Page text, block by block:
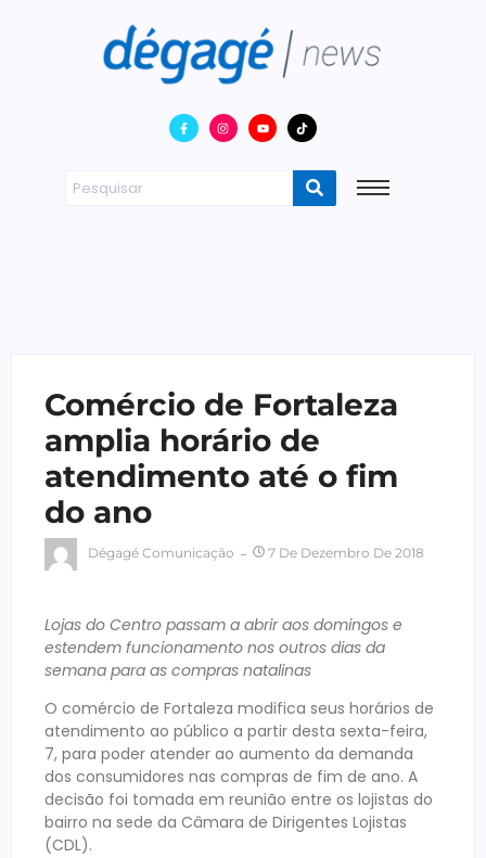
Comércio de Fortaleza
amplia horário de
atendimento até o fim
do ano
Dégagé Comunicação 7 De Dezembro De 2018
Lojas do Centro passam a abrir aos domingos e
estendem funcionamento nos outros dias da
semana para as compras natalinas
O comércio de Fortaleza modifica seus horários de
atendimento ao público a partir desta sexta-feira,
7, para poder atender ao aumento da demanda
dos consumidores nas compras de fim de ano. A
decisão foi tomada em reunião entre os lojistas do
bairro na sede da Câmara de Dirigentes Lojistas
(CDL).